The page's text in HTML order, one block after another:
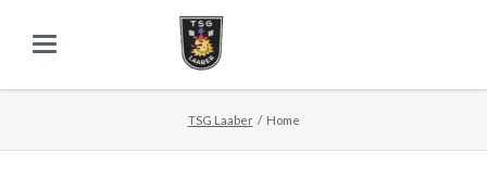
TSG Laaber Home